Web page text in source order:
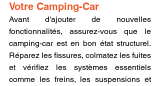
Votre Camping-Car
Avant d'ajouter de nouvelles
fonctionnalités, assurez-vous que le
camping-car est en bon état structurel.
Réparez les fissures, colmatez les fuites
et vérifiez les systèmes essentiels
comme les freins, les suspensions et